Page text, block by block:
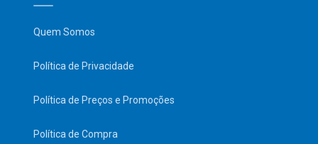
Quem Somos
Política de Privacidade
Política de Preços e Promoções
Política de Compra